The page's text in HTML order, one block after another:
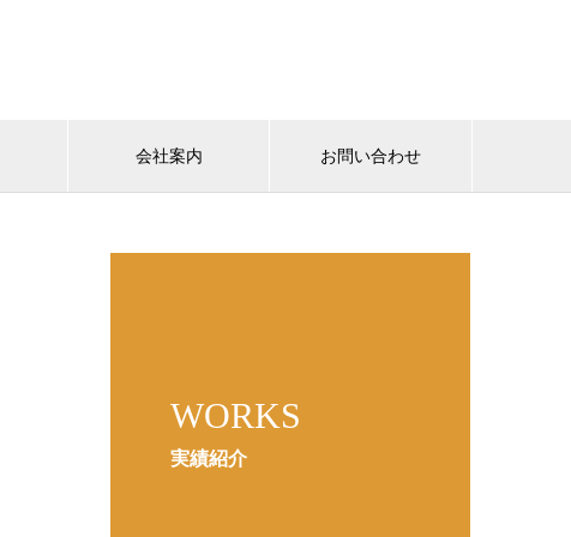
会社案内 お問い合わせ
WORKS
実績紹介